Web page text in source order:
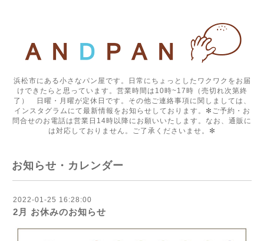
浜松市にある小さなパン屋です。日常にちょっとしたワクワクをお届
けできたらと思っています。営業時間は10時~17時（売切れ次第終
了） 日曜・月曜が定休日です。その他ご連絡事項に関しましては、
インスタグラムにて最新情報をお知らせしております。✻ご予約・お
問合せのお電話は営業日14時以降にお願いいたします。なお、通販に
は対応しておりません。ご了承くださいませ。✻
お知らせ・カレンダー
2022-01-25 16:28:00
2月 お休みのお知らせ